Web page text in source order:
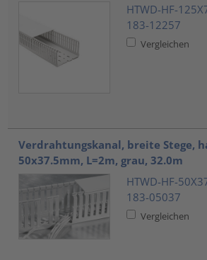
HTWD-HF-
183-12257
Vergleichen
Verdrahtungskanal, breite Stege,
50x37.5mm, L=2m, grau, 32.0m
HTWD-HF-
183-05037
Vergleichen